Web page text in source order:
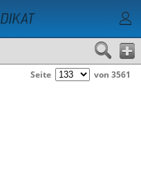
Seite von 3561